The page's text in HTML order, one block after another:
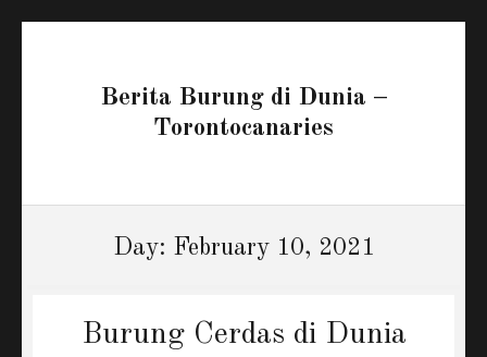
Berita Burung di Dunia –
Torontocanaries
Day: February 10, 2021
Burung Cerdas di Dunia